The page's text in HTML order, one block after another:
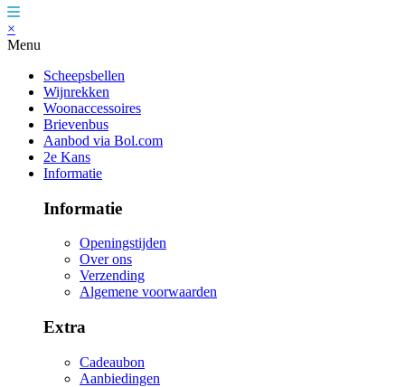
×
Menu
Scheepsbellen
Wijnrekken
Woonaccessoires
Brievenbus
Aanbod via Bol.com
2e Kans
Informatie
Informatie
Openingstijden
Over ons
Verzending
Algemene voorwaarden
Extra
Cadeaubon
Aanbiedingen